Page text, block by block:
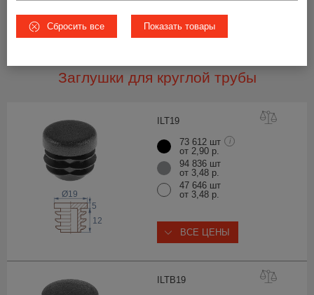
Сбросить все Показать товары
Заглушки для круглой трубы
ILT19
5
12
Ø19
73 612 шт i
от 2,90 р.
94 836 шт
от 3,48 р.
47 646 шт
от 3,48 р.
ВСЕ ЦЕНЫ
ILTB19